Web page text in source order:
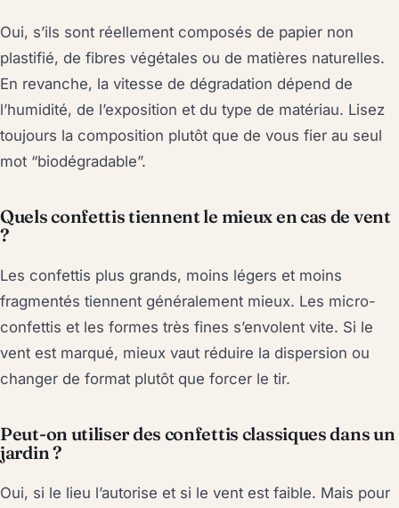
Oui, s’ils sont réellement composés de papier non
plastifié, de fibres végétales ou de matières naturelles.
En revanche, la vitesse de dégradation dépend de
l’humidité, de l’exposition et du type de matériau. Lisez
toujours la composition plutôt que de vous fier au seul
mot “biodégradable”.
Quels confettis tiennent le mieux en cas de vent
?
Les confettis plus grands, moins légers et moins
fragmentés tiennent généralement mieux. Les micro-
confettis et les formes très fines s’envolent vite. Si le
vent est marqué, mieux vaut réduire la dispersion ou
changer de format plutôt que forcer le tir.
Peut-on utiliser des confettis classiques dans un
jardin ?
Oui, si le lieu l’autorise et si le vent est faible. Mais pour